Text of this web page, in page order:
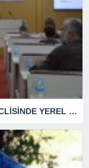
KUŞADASI TİCARET ODASI TEMMUZ MECLİSİNDE YEREL İŞLETMELERE ANLAMLI DESTEK